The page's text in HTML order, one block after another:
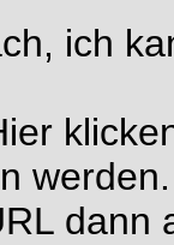
ich
werden.
dann